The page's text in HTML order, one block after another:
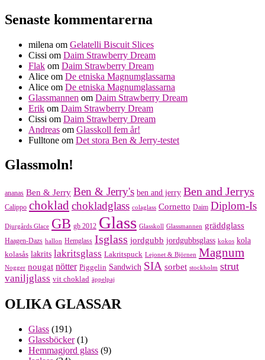
Senaste kommentarerna
milena om Gelatelli Biscuit Slices
Cissi om Daim Strawberry Dream
Flak om Daim Strawberry Dream
Alice om De etniska Magnumglassarna
Alice om De etniska Magnumglassarna
Glassmannen om Daim Strawberry Dream
Erik om Daim Strawberry Dream
Cissi om Daim Strawberry Dream
Andreas om Glasskoll fem år!
Fulltone om Det stora Ben & Jerry-testet
Glassmoln!
ananas Ben & Jerry Ben & Jerry's ben and jerry Ben and Jerrys
Calippo choklad chokladglass colaglass Cornetto Daim Diplom-Is
Djurgårds Glace GB gb 2012 Glass Glasskoll Glassmannen gräddglass
Haagen-Dazs hallon Hemglass Isglass jordgubb jordgubbsglass kokos kola
kolasås lakrits lakritsglass Lakritspuck Lejonet & Björnen Magnum
Nogger nougat nötter Piggelin Sandwich SIA sorbet stockholm strut
vaniljglass vit choklad äppelpaj
OLIKA GLASSAR
Glass (191)
Glassböcker(1)
Hemmagjord glass (9)